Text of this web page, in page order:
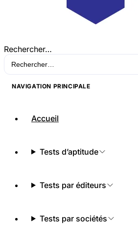
Rechercher…
NAVIGATION PRINCIPALE
Accueil
Tests d’aptitude
Tests par éditeurs
Tests par sociétés